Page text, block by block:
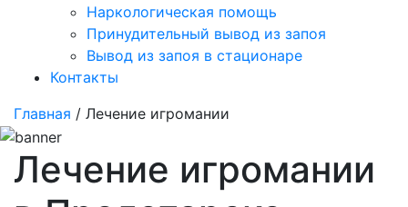
Наркологическая помощь
Принудительный вывод из запоя
Вывод из запоя в стационаре
Контакты
Главная / Лечение игромании
Лечение игромании